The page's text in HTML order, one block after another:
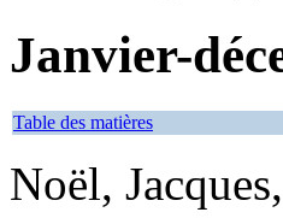
Janvier-
Table des matières
Noël,